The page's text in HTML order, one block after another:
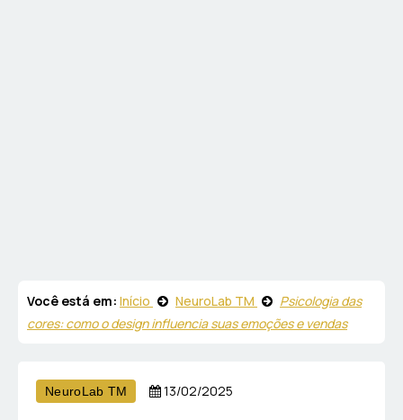
Você está em: Início NeuroLab TM
Psicologia das
cores: como o design influencia suas emoções e vendas
NeuroLab TM 13/02/2025